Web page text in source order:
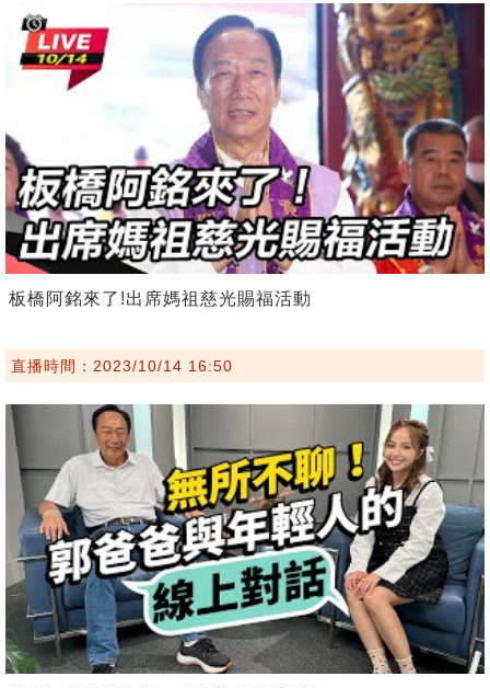
板橋阿銘來了!出席媽祖慈光賜福活動
直播時間：2023/10/14 16:50